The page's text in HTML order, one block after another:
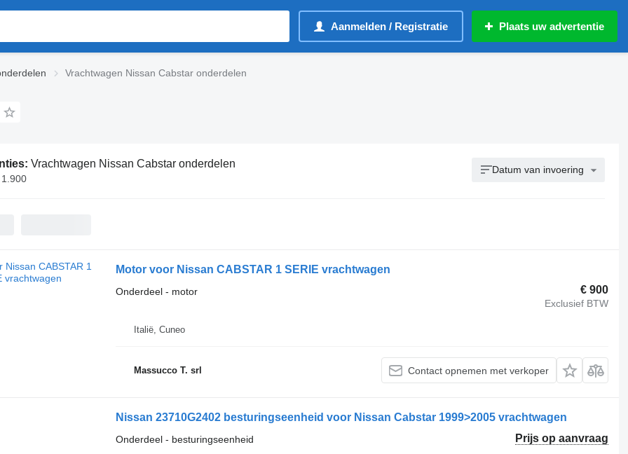
Aanmelden / Registratie Plaats uw advertentie
Vrachtwagen Nissan Cabstar onderdelen
Vrachtwagen Nissan Cabstar onderdelen Datum van invoering
Motor voor Nissan CABSTAR 1 SERIE vrachtwagen
€ 900
Exclusief BTW
Onderdeel - motor
Italië, Cuneo
Massucco T. srl Contact opnemen met verkoper
Nissan 23710G2402 besturingseenheid voor Nissan Cabstar 1999>2005 vrachtwagen
Prijs op aanvraag
Onderdeel - besturingseenheid